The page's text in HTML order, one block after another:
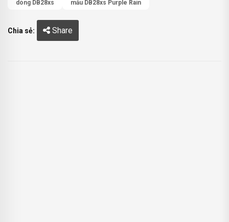
dòng DB28xs mẫu DB28xs Purple Rain
Chia sẻ: Share